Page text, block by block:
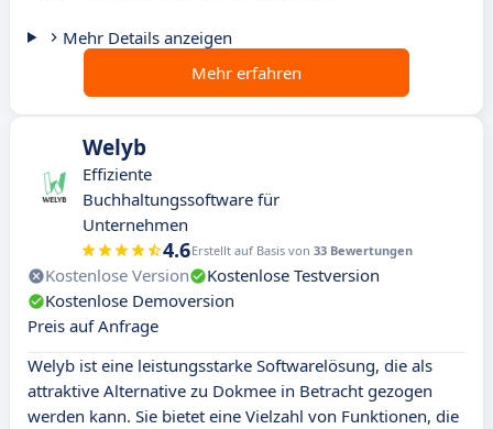
Mehr Details anzeigen
Mehr erfahren
Welyb
Effiziente
Buchhaltungssoftware für
Unternehmen
4.6Erstellt auf Basis von 33 Bewertungen
Kostenlose Version
Kostenlose Testversion
Kostenlose Demoversion
Preis auf Anfrage
Welyb ist eine leistungsstarke Softwarelösung, die als
attraktive Alternative zu Dokmee in Betracht gezogen
werden kann. Sie bietet eine Vielzahl von Funktionen, die